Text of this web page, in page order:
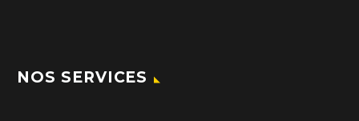
NOS SERVICES